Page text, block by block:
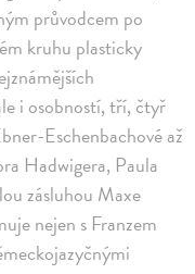
průvodcem po
kruhu plasticky
i osobností, tří, čtyř
Eschenbachové až
Hadwigera, Paula
zásluhou Maxe
nejen s Franzem